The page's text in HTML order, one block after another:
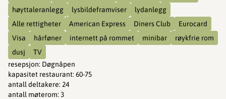
høyttaleranlegg
lysbildeframviser
lydanlegg
Alle rettigheter
American Express Diners Club
Eurocard
Visa
hårføner internett på rommet minibar
røykfrie rom
dusj
TV
resepsjon: Døgnåpen
kapasitet restaurant: 60-75
antall deltakere: 24
antall møterom: 3